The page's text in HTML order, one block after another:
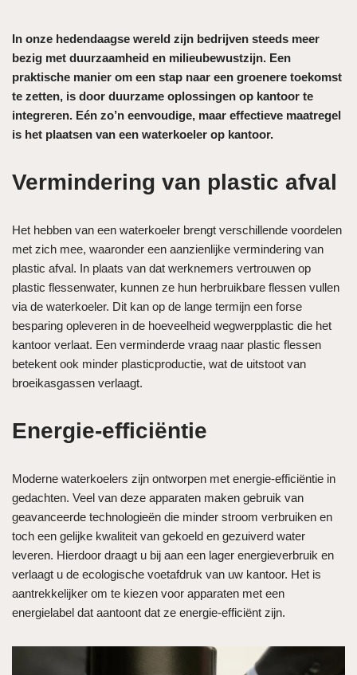
In onze hedendaagse wereld zijn bedrijven steeds meer
bezig met duurzaamheid en milieubewustzijn. Een
praktische manier om een stap naar een groenere toekomst
te zetten, is door duurzame oplossingen op kantoor te
integreren. Eén zo’n eenvoudige, maar effectieve maatregel
is het plaatsen van een waterkoeler op kantoor.
Vermindering van plastic afval
Het hebben van een waterkoeler brengt verschillende voordelen
met zich mee, waaronder een aanzienlijke vermindering van
plastic afval. In plaats van dat werknemers vertrouwen op
plastic flessenwater, kunnen ze hun herbruikbare flessen vullen
via de waterkoeler. Dit kan op de lange termijn een forse
besparing opleveren in de hoeveelheid wegwerpplastic die het
kantoor verlaat. Een verminderde vraag naar plastic flessen
betekent ook minder plasticproductie, wat de uitstoot van
broeikasgassen verlaagt.
Energie-efficiëntie
Moderne waterkoelers zijn ontworpen met energie-efficiëntie in
gedachten. Veel van deze apparaten maken gebruik van
geavanceerde technologieën die minder stroom verbruiken en
toch een gelijke kwaliteit van gekoeld en gezuiverd water
leveren. Hierdoor draagt u bij aan een lager energieverbruik en
verlaagt u de ecologische voetafdruk van uw kantoor. Het is
aantrekkelijker om te kiezen voor apparaten met een
energielabel dat aantoont dat ze energie-efficiënt zijn.